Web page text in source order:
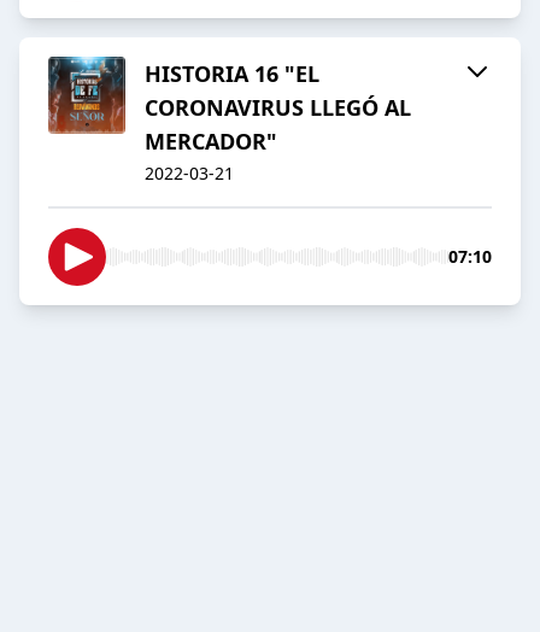
HISTORIA 16 "EL
CORONAVIRUS LLEGÓ AL
MERCADOR"
2022-03-21
07:10